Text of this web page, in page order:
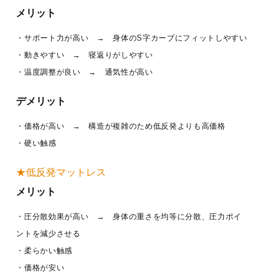
メリット
・サポート力が高い → 身体のS字カーブにフィットしやすい
・動きやすい → 寝返りがしやすい
・温度調整が良い → 通気性が高い
デメリット
・価格が高い → 構造が複雑のため低反発よりも高価格
・硬い触感
★低反発マットレス
メリット
・圧分散効果が高い → 身体の重さを均等に分散、圧力ポイ
ントを減少させる
・柔らかい触感
・価格が安い